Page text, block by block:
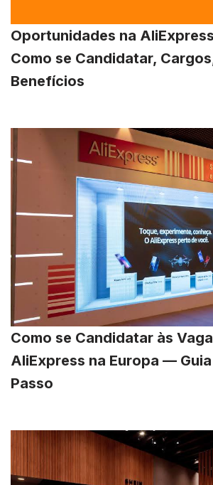
Oportunidades na
Como se Candidatar,
Benefícios
Como se Candidatar às
AliExpress na Europa —
Passo